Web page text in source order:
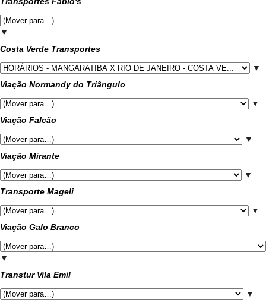
▼
Costa Verde Transportes
▼
Viação Normandy do Triângulo
▼
Viação Falcão
▼
Viação Mirante
▼
Transporte Mageli
▼
Viação Galo Branco
▼
Transtur Vila Emil
▼